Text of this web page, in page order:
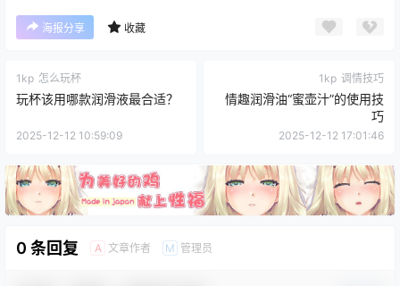
海报分享 收藏
1kp 怎么玩杯
玩杯该用哪款润滑液最合适？
2025-12-12 10:59:09
1kp 调情技巧
情趣润滑油“蜜壶汁”的使用技
巧
2025-12-12 17:01:46
0 条回复 A 文章作者 M 管理员